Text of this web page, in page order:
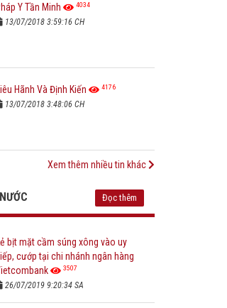
Y Tần Minh 4034
13/07/2018 3:59:16 CH
Hãnh Và Định Kiến 4176
13/07/2018 3:48:06 CH
Xem thêm nhiều tin khác
Đọc thêm
bịt mặt cầm súng xông vào uy
cướp tại chi nhánh ngân hàng
3507
26/07/2019 9:20:34 SA